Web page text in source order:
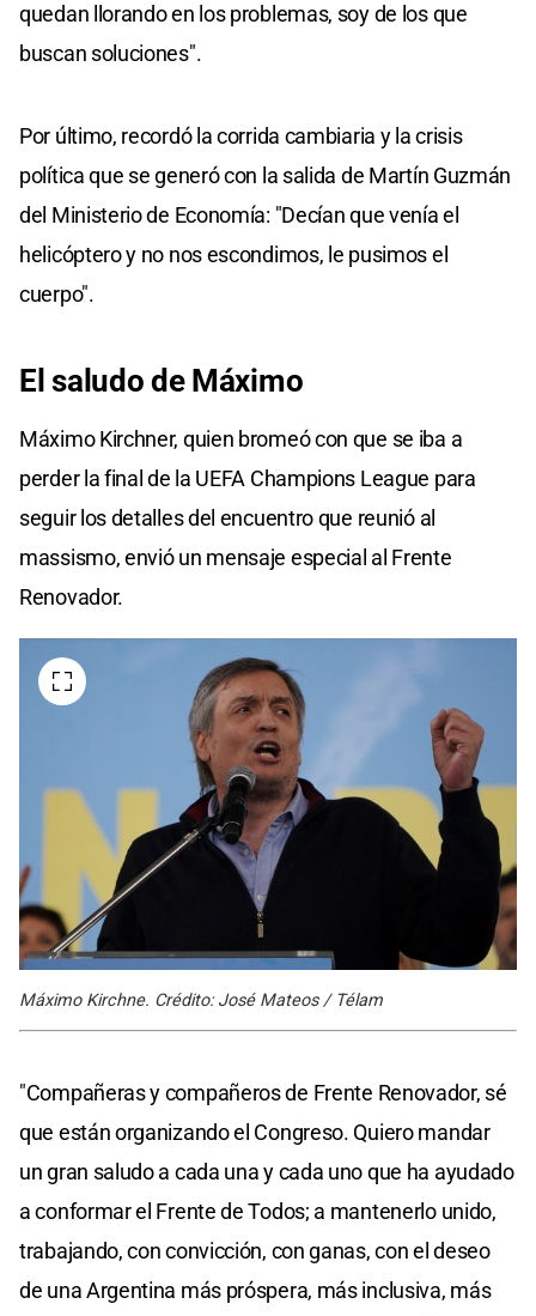
quedan llorando en los problemas, soy de los que
buscan soluciones".
Por último, recordó la corrida cambiaria y la crisis
política que se generó con la salida de Martín Guzmán
del Ministerio de Economía: "Decían que venía el
helicóptero y no nos escondimos, le pusimos el
cuerpo".
El saludo de Máximo
Máximo Kirchner, quien bromeó con que se iba a
perder la final de la UEFA Champions League para
seguir los detalles del encuentro que reunió al
massismo, envió un mensaje especial al Frente
Renovador.
Máximo Kirchne. Crédito: José Mateos / Télam
"Compañeras y compañeros de Frente Renovador, sé
que están organizando el Congreso. Quiero mandar
un gran saludo a cada una y cada uno que ha ayudado
a conformar el Frente de Todos; a mantenerlo unido,
trabajando, con convicción, con ganas, con el deseo
de una Argentina más próspera, más inclusiva, más